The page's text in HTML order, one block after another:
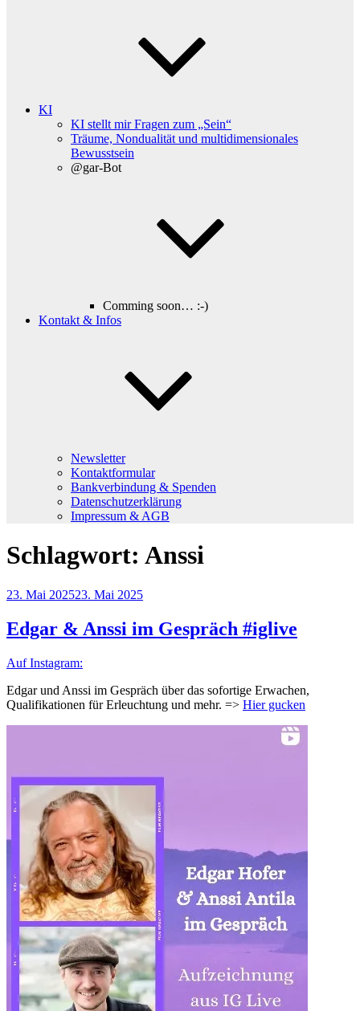
KI
KI stellt mir Fragen zum „Sein“
Träume, Nondualität und multidimensionales
Bewusstsein
@gar-Bot
Comming soon… :-)
Kontakt & Infos
Newsletter
Kontaktformular
Bankverbindung & Spenden
Datenschutzerklärung
Impressum & AGB
Schlagwort: Anssi
Veröffentlicht
23. Mai 202523. Mai 2025
Edgar & Anssi im Gespräch #iglive
Auf Instagram:
Edgar und Anssi im Gespräch über das sofortige Erwachen,
Qualifikationen für Erleuchtung und mehr. => Hier gucken